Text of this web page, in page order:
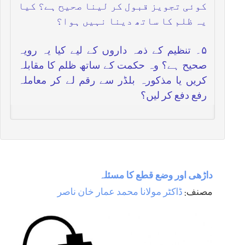
کوئی تجویز قبول کر لینا صحیح ہے؟ کیا
یہ ظلم کا ساتھ دینا نہیں ہوا؟
۵۔ تنظیم کے ذمہ داروں کے لیے کیا یہ رویہ
صحیح ہے؟ وہ حکمت کے ساتھ ظلم کا مقابلہ
کریں یا مذکورہ بلڈر سے رقم لے کر معاملہ
رفع دفع کر لیں؟
داڑھی اور وضع قطع كا مسئلہ
مصنف:ڈاکٹر مولانا محمد عمار خان ناصر